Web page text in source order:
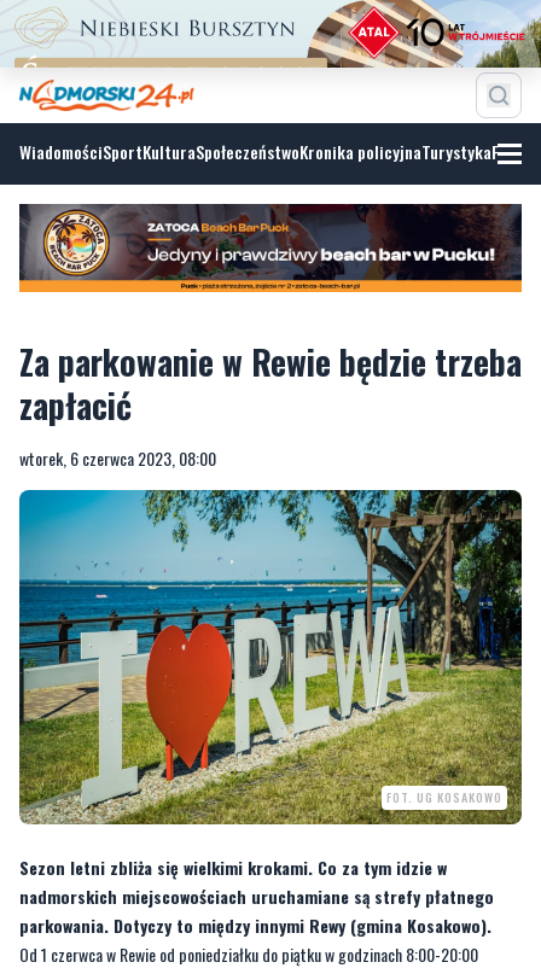
WiadomościSportKulturaSpołeczeństwoKronika policyjnaTurystyka
Za parkowanie w Rewie będzie trzeba
wtorek, 6 czerwca 2023, 08:00
FOT. UG KOSAKOWO
Sezon letni zbliża się wielkimi krokami. Co za tym idzie w
nadmorskich miejscowościach uruchamiane są strefy płatnego
Od 1 czerwca w Rewie od poniedziałku do piątku w godzinach 8:00-20:00
obowiązuje strefa płatnego parkowania na obszarze określonym na mapce
poniżej:
[galeria]